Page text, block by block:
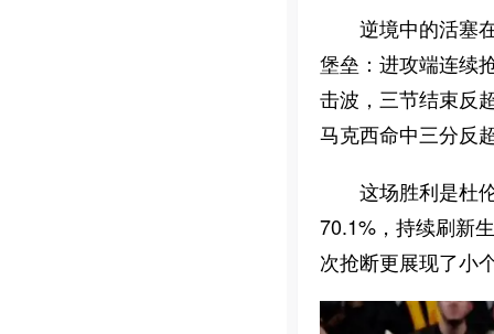
逆境中的活塞
堡垒：进攻端连续
击波，三节结束反
马克西命中三分反
这场胜利是杜
70.1%，持续刷新
次抢断更展现了小